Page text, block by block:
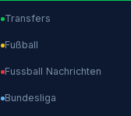
Transfers
Fußball
Fussball Nachrichten
Bundesliga